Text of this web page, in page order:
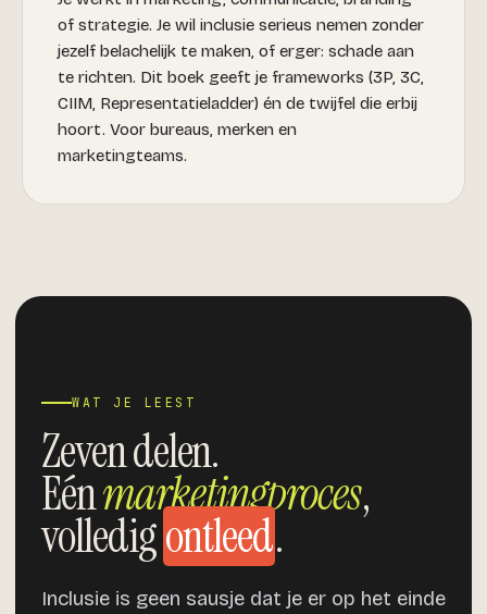
of strategie. Je wil inclusie serieus nemen zonder
jezelf belachelijk te maken, of erger: schade aan
te richten. Dit boek geeft je frameworks (3P, 3C,
CIIM, Representatieladder) én de twijfel die erbij
hoort. Voor bureaus, merken en
marketingteams.
WAT JE LEEST
Zeven delen.
Eénmarketingproces,
volledigontleed.
Inclusie is geen sausje dat je er op het einde